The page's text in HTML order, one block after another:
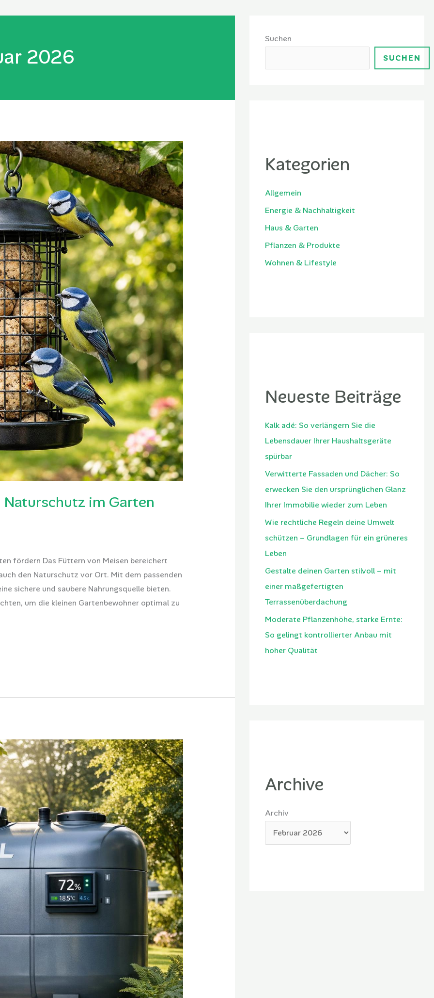
2026
im Garten
fördern Das Füttern von Meisen bereichert
den Naturschutz vor Ort. Mit dem passenden
sichere und saubere Nahrungsquelle bieten.
um die kleinen Gartenbewohner optimal zu
Suchen
SUCHEN
Kategorien
Allgemein
Energie & Nachhaltigkeit
Haus & Garten
Pflanzen & Produkte
Wohnen & Lifestyle
Neueste Beiträge
Kalk adé: So verlängern Sie die
Lebensdauer Ihrer Haushaltsgeräte
spürbar
Verwitterte Fassaden und Dächer: So
erwecken Sie den ursprünglichen Glanz
Ihrer Immobilie wieder zum Leben
Wie rechtliche Regeln deine Umwelt
schützen – Grundlagen für ein grüneres
Leben
Gestalte deinen Garten stilvoll – mit
einer maßgefertigten
Terrassenüberdachung
Moderate Pflanzenhöhe, starke Ernte:
So gelingt kontrollierter Anbau mit
hoher Qualität
Archive
Archiv